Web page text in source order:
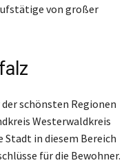
von großer
schönsten Regionen
Westerwaldkreis
in diesem Bereich
für die Bewohner.